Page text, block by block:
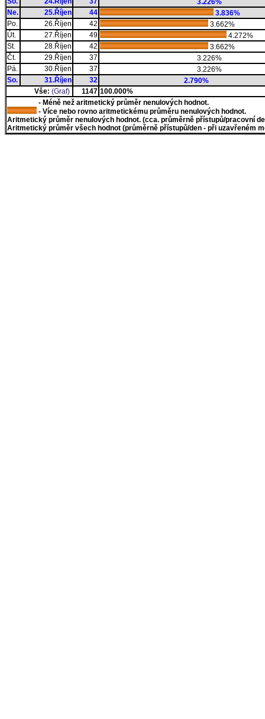
3.226%
Ne.
25.Říjen 44
3.836%
Po.
26.Říjen 42
3.662%
Út.
27.Říjen 49
4.272%
St.
28.Říjen 42
3.662%
Čt.
29.Říjen 37
3.226%
Pá.
30.Říjen 37
3.226%
So.
31.Říjen 32
2.790%
Vše: (Graf) 1147 100.000%
- Méně než aritmetický průměr nenulových hodnot.
- Více nebo rovno aritmetickému průměru nenulových hodnot.
Aritmetický průměr nenulových hodnot. (cca. průměrně přístupů/pracovní
Aritmetický průměr všech hodnot (průměrně přístupů/den - při uzavřeném